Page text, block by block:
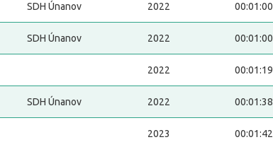
SDH Únanov 2022 00:01:00
SDH Únanov 2022 00:01:00
2022 00:01:19
SDH Únanov 2022 00:01:38
2023 00:01:42